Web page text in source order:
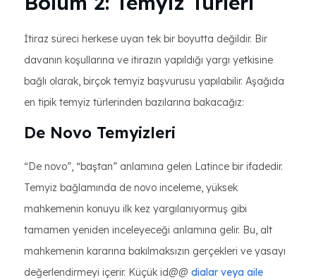
İtiraz süreci herkese uyan tek bir boyutta değildir. Bir
davanın koşullarına ve itirazın yapıldığı yargı yetkisine
bağlı olarak, birçok temyiz başvurusu yapılabilir. Aşağıda
en tipik temyiz türlerinden bazılarına bakacağız:
De Novo Temyizleri
“De novo”, “baştan” anlamına gelen Latince bir ifadedir.
Temyiz bağlamında de novo inceleme, yüksek
mahkemenin konuyu ilk kez yargılanıyormuş gibi
tamamen yeniden inceleyeceği anlamına gelir. Bu, alt
mahkemenin kararına bakılmaksızın gerçekleri ve yasayı
değerlendirmeyi içerir. Küçük id@@ dialar veya aile